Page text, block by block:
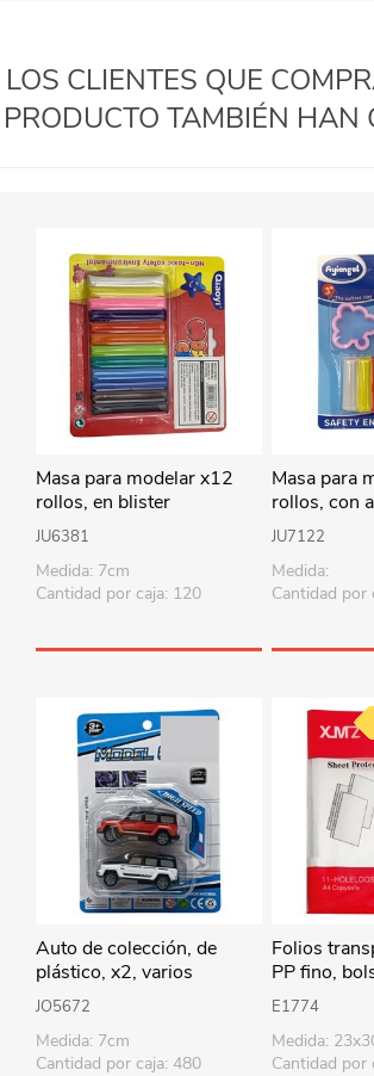
LOS CLIENTES QUE
PRODUCTO TAMBIÉN HAN
Masa para modelar x12
rollos, en blister
JU6381
Medida: 7cm
Cantidad por caja: 120
Masa para
rollos, con
blister
JU7122
Medida:
Cantidad por
Auto de colección, de
plástico, x2, varios
colores, en blister
JO5672
Medida: 7cm
Cantidad por caja: 480
Folios
PP fino,
E1774
Medida:
Cantidad por